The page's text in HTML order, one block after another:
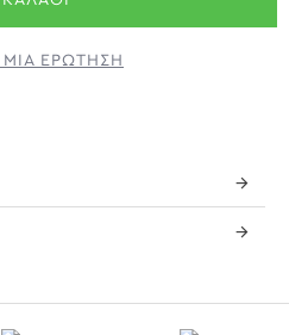
ΕΡΏΤΗΣΗ